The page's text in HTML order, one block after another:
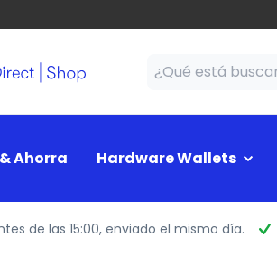
Ahorra Hardware Wallets
de las 15:00, enviado el mismo día.